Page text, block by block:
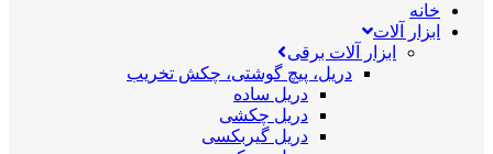
خانه
ابزار آلات
ابزار آلات برقی
دریل، پیچ گوشتی، چکش تخریب
دریل ساده
دریل چکشی
دریل گیربکسی